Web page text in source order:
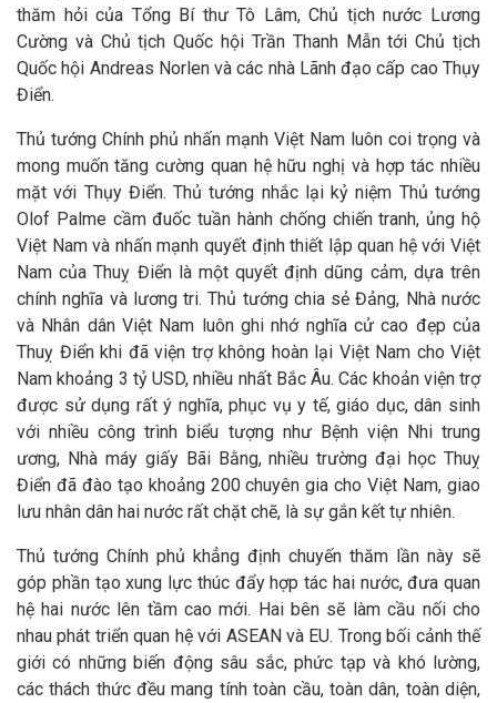
thăm hỏi của Tổng Bí thư Tô Lâm, Chủ tịch nước Lương
Cường và Chủ tịch Quốc hội Trần Thanh Mẫn tới Chủ tịch
Quốc hội Andreas Norlen và các nhà Lãnh đạo cấp cao Thụy
Điển.
Thủ tướng Chính phủ nhấn mạnh Việt Nam luôn coi trọng và
mong muốn tăng cường quan hệ hữu nghị và hợp tác nhiều
mặt với Thụy Điển. Thủ tướng nhắc lại kỷ niệm Thủ tướng
Olof Palme cầm đuốc tuần hành chống chiến tranh, ủng hộ
Việt Nam và nhấn mạnh quyết định thiết lập quan hệ với Việt
Nam của Thuỵ Điển là một quyết định dũng cảm, dựa trên
chính nghĩa và lương tri. Thủ tướng chia sẻ Đảng, Nhà nước
và Nhân dân Việt Nam luôn ghi nhớ nghĩa cử cao đẹp của
Thuỵ Điển khi đã viện trợ không hoàn lại Việt Nam cho Việt
Nam khoảng 3 tỷ USD, nhiều nhất Bắc Âu. Các khoản viện trợ
được sử dụng rất ý nghĩa, phục vụ y tế, giáo dục, dân sinh
với nhiều công trình biểu tượng như Bệnh viện Nhi trung
ương, Nhà máy giấy Bãi Bằng, nhiều trường đại học Thuỵ
Điển đã đào tạo khoảng 200 chuyên gia cho Việt Nam, giao
lưu nhân dân hai nước rất chặt chẽ, là sự gắn kết tự nhiên.
Thủ tướng Chính phủ khẳng định chuyến thăm lần này sẽ
góp phần tạo xung lực thúc đẩy hợp tác hai nước, đưa quan
hệ hai nước lên tầm cao mới. Hai bên sẽ làm cầu nối cho
nhau phát triển quan hệ với ASEAN và EU. Trong bối cảnh thế
giới có những biến động sâu sắc, phức tạp và khó lường,
các thách thức đều mang tính toàn cầu, toàn dân, toàn diện,